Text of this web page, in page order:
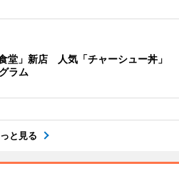
堂」新店 人気「チャーシュー丼」
ラム
と見る